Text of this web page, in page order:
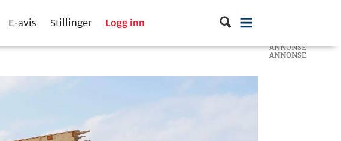
E-avis Stillinger Logg inn
ANNONSE
ANNONSE
ANNONSE